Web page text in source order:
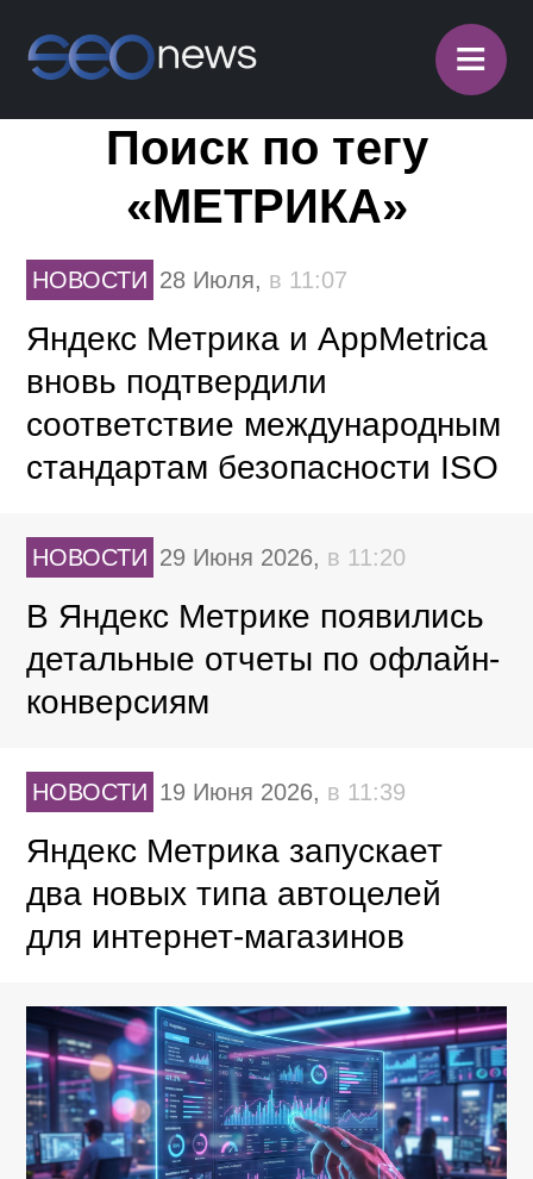
≡
Поиск по тегу
«МЕТРИКА»
НОВОСТИ 28 Июля, в 11:07
Яндекс Метрика и AppMetrica
вновь подтвердили
соответствие международным
стандартам безопасности ISO
НОВОСТИ 29 Июня 2026, в 11:20
В Яндекс Метрике появились
детальные отчеты по офлайн-
конверсиям
НОВОСТИ 19 Июня 2026, в 11:39
Яндекс Метрика запускает
два новых типа автоцелей
для интернет-магазинов